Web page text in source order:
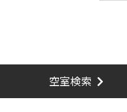
空室検索